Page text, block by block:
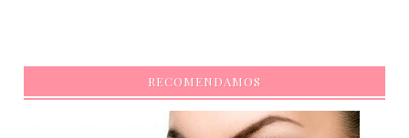
RECOMENDAMOS